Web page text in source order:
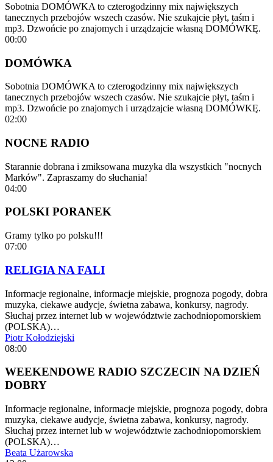
Sobotnia DOMÓWKA to czterogodzinny mix największych
tanecznych przebojów wszech czasów. Nie szukajcie płyt, taśm i
mp3. Dzwońcie po znajomych i urządzajcie własną DOMÓWKĘ.
00:00
DOMÓWKA
Sobotnia DOMÓWKA to czterogodzinny mix największych
tanecznych przebojów wszech czasów. Nie szukajcie płyt, taśm i
mp3. Dzwońcie po znajomych i urządzajcie własną DOMÓWKĘ.
02:00
NOCNE RADIO
Starannie dobrana i zmiksowana muzyka dla wszystkich "nocnych
Marków". Zapraszamy do słuchania!
04:00
POLSKI PORANEK
Gramy tylko po polsku!!!
07:00
RELIGIA NA FALI
Informacje regionalne, informacje miejskie, prognoza pogody, dobra
muzyka, ciekawe audycje, świetna zabawa, konkursy, nagrody.
Słuchaj przez internet lub w województwie zachodniopomorskiem
(POLSKA)…
Piotr Kołodziejski
08:00
WEEKENDOWE RADIO SZCZECIN NA DZIEŃ
DOBRY
Informacje regionalne, informacje miejskie, prognoza pogody, dobra
muzyka, ciekawe audycje, świetna zabawa, konkursy, nagrody.
Słuchaj przez internet lub w województwie zachodniopomorskiem
(POLSKA)…
Beata Użarowska